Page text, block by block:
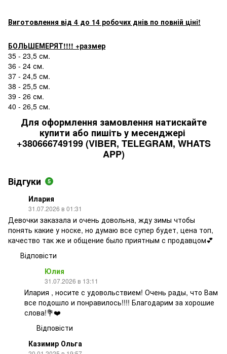
Виготовлення від 4 до 14 робочих днів по повній ціні!
БОЛЬШЕМЕРЯТ!!!! +размер
35 - 23,5 см.
36 - 24 см.
37 - 24,5 см.
38 - 25,5 см.
39 - 26 см.
40 - 26,5 см.
Для оформлення замовлення натискайте
купити або пишіть у месенджері
+380666749199 (VIBER, TELEGRAM, WHATS
APP)
Відгуки 5
Илария
31.07.2026 в 01:31
Девочки заказала и очень довольна, жду зимы чтобы
понять какие у носке, но думаю все супер будет, цена топ,
качество так же и общение было приятным с продавцом💕
Відповісти
Юлия
31.07.2026 в 13:11
Илария , носите с удовольствием! Очень рады, что Вам
все подошло и понравилось!!!! Благодарим за хорошие
слова!💐❤️
Відповісти
Казимир Ольга